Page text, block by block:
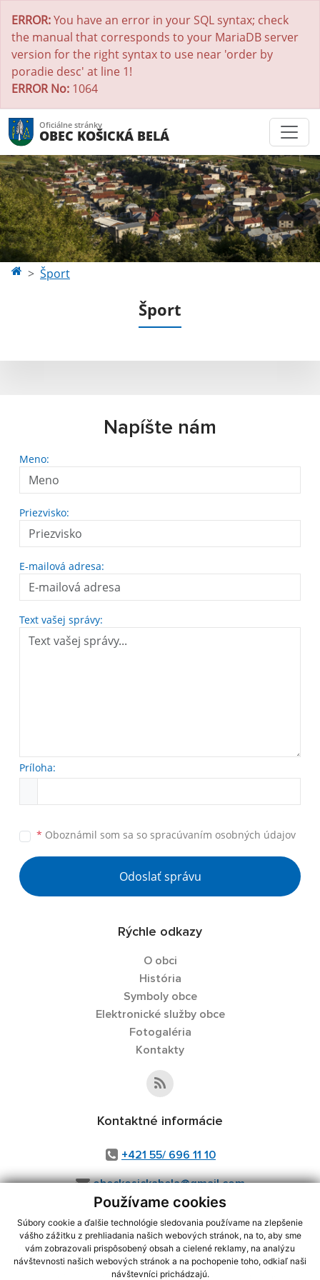
Používame cookies
Súbory cookie a ďalšie technológie sledovania používame na zlepšenie
vášho zážitku z prehliadania našich webových stránok, na to, aby sme
vám zobrazovali prispôsobený obsah a cielené reklamy, na analýzu
návštevnosti našich webových stránok a na pochopenie toho, odkiaľ naši
návštevníci prichádzajú.
ERROR:You have an error in your SQL syntax; check
the manual that corresponds to your MariaDB server
version for the right syntax to use near 'order by
poradie desc' at line 1!
ERROR No: 1064
Oficiálne stránky
OBEC KOŠICKÁ BELÁ
Šport
Šport
Napíšte nám
Meno:
Priezvisko:
E-mailová adresa:
Text vašej správy:
Príloha:
* Oboznámil som sa so spracúvaním osobných údajov
Odoslať správu
Rýchle odkazy
O obci
História
Symboly obce
Elektronické služby obce
Fotogaléria
Kontakty
Kontaktné informácie
+421 55/ 696 11 10
obeckosickabela@gmail.com
využite možnosť získavania aktuálnych informácií s využitím RSS
CMS systém (redakčný) systém ECHELON 2,Mapa stránok,web portál
webex.digital, s.r.o.,domény,registrácia domény